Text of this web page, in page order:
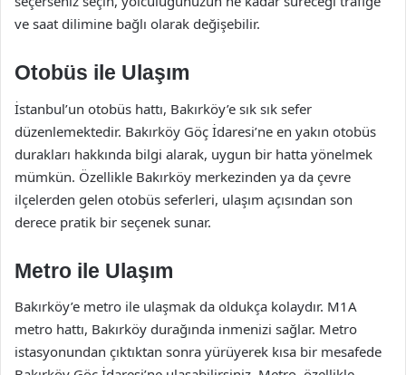
ve saat dilimine bağlı olarak değişebilir.
Otobüs ile Ulaşım
İstanbul’un otobüs hattı, Bakırköy’e sık sık sefer
düzenlemektedir. Bakırköy Göç İdaresi’ne en yakın otobüs
durakları hakkında bilgi alarak, uygun bir hatta yönelmek
mümkün. Özellikle Bakırköy merkezinden ya da çevre
ilçelerden gelen otobüs seferleri, ulaşım açısından son
derece pratik bir seçenek sunar.
Metro ile Ulaşım
Bakırköy’e metro ile ulaşmak da oldukça kolaydır. M1A
metro hattı, Bakırköy durağında inmenizi sağlar. Metro
istasyonundan çıktıktan sonra yürüyerek kısa bir mesafede